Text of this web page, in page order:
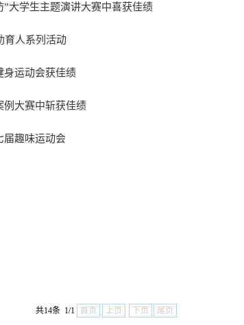
大学生主题演讲大赛中喜获佳绩
育人系列活动
身运动会获佳绩
例大赛中斩获佳绩
届趣味运动会
共14条 1/1 首页 上页 下页 尾页